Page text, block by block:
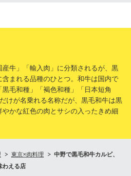
牛」「輸入肉」に分類されるが、黒
まれる品種のひとつ。和牛は国内で
毛和種」「褐色和種」「日本短角
けが名乗れる名称だが、黒毛和牛は黒
かな紅色の肉とサシの入ったきめ細
東京×肉料理
中野で黒毛和牛カルビ、
わえる店